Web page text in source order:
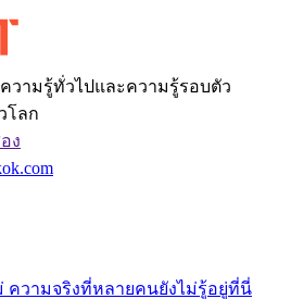
วามรู้ทั่วไปและความรู้รอบตัว
โลก
ง
ความจริงที่หลายคนยังไม่รู้อยู่ที่นี่